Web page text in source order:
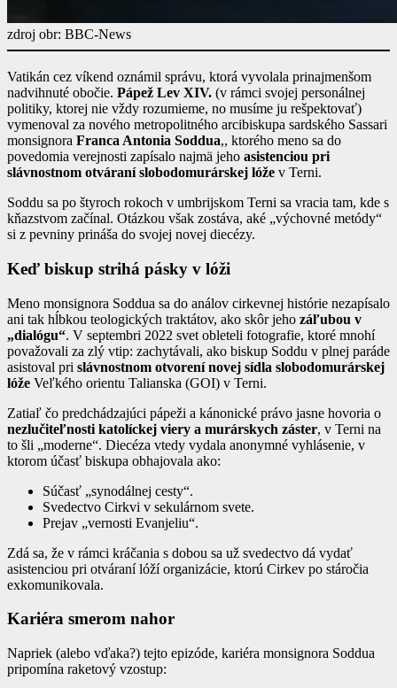
zdroj obr: BBC-News
Vatikán cez víkend oznámil správu, ktorá vyvolala prinajmenšom
nadvihnuté obočie. Pápež Lev XIV. (v rámci svojej personálnej
politiky, ktorej nie vždy rozumieme, no musíme ju rešpektovať)
vymenoval za nového metropolitného arcibiskupa sardského Sassari
monsignora Franca Antonia Soddua,, ktorého meno sa do
povedomia verejnosti zapísalo najmä jeho asistenciou pri
slávnostnom otváraní slobodomurárskej lóže v Terni.
Soddu sa po štyroch rokoch v umbrijskom Terni sa vracia tam, kde s
kňazstvom začínal. Otázkou však zostáva, aké „výchovné metódy“
si z pevniny prináša do svojej novej diecézy.
Keď biskup strihá pásky v lóži
Meno monsignora Soddua sa do análov cirkevnej histórie nezapísalo
ani tak hĺbkou teologických traktátov, ako skôr jeho záľubou v
„dialógu“. V septembri 2022 svet obleteli fotografie, ktoré mnohí
považovali za zlý vtip: zachytávali, ako biskup Soddu v plnej paráde
asistoval pri slávnostnom otvorení novej sídla slobodomurárskej
lóže Veľkého orientu Talianska (GOI) v Terni.
Zatiaľ čo predchádzajúci pápeži a kánonické právo jasne hovoria o
nezlučiteľnosti katolíckej viery a murárskych záster, v Terni na
to šli „moderne“. Diecéza vtedy vydala anonymné vyhlásenie, v
ktorom účasť biskupa obhajovala ako:
Súčasť „synodálnej cesty“.
Svedectvo Cirkvi v sekulárnom svete.
Prejav „vernosti Evanjeliu“.
Zdá sa, že v rámci kráčania s dobou sa už svedectvo dá vydať
asistenciou pri otváraní lóží organizácie, ktorú Cirkev po stáročia
exkomunikovala.
Kariéra smerom nahor
Napriek (alebo vďaka?) tejto epizóde, kariéra monsignora Soddua
pripomína raketový vzostup: